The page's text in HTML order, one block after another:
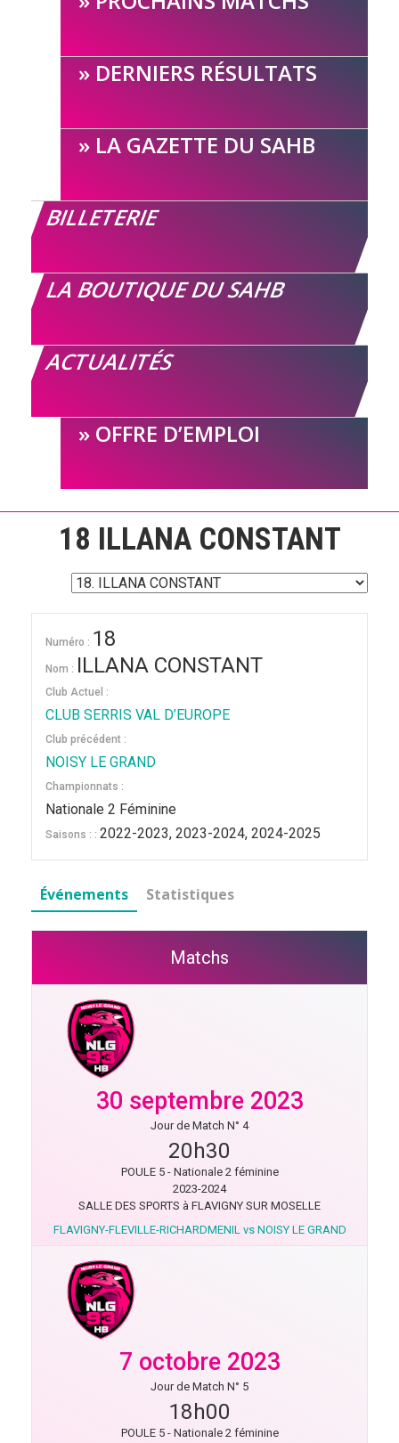
DERNIERS RÉSULTATS
LA GAZETTE DU SAHB
BILLETERIE
LA BOUTIQUE DU SAHB
ACTUALITÉS
OFFRE D’EMPLOI
18 ILLANA CONSTANT
Numéro : 18
Nom : ILLANA CONSTANT
Club Actuel :
CLUB SERRIS VAL D’EUROPE
Club précédent :
NOISY LE GRAND
Championnats :
Nationale 2 Féminine
Saisons : : 2022-2023, 2023-2024, 2024-2025
Événements Statistiques
Matchs
30 septembre 2023
Jour de Match N° 4
20h30
POULE 5 - Nationale 2 féminine
2023-2024
SALLE DES SPORTS à FLAVIGNY SUR MOSELLE
FLAVIGNY-FLEVILLE-RICHARDMENIL vs NOISY LE GRAND
7 octobre 2023
Jour de Match N° 5
18h00
POULE 5 - Nationale 2 féminine